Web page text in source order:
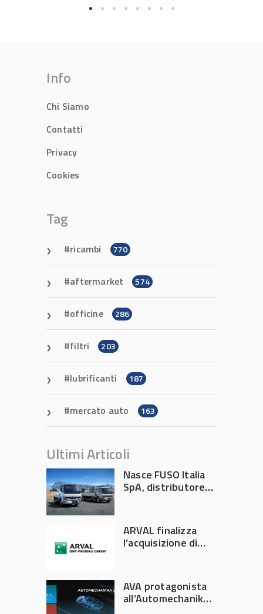
Info
Chi Siamo
Contatti
Privacy
Cookies
Tag
ricambi 770
aftermarket 574
officine 286
filtri 203
lubrificanti 187
mercato auto 163
Ultimi Articoli
Nasce FUSO Italia
SpA, distributore
ARVAL finalizza
l’acquisizione di
AVA protagonista
all’Automechanika